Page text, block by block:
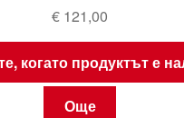
€ 121,00
когато продуктът е
Още